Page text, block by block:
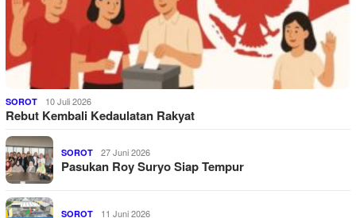
SOROT 10 Juli 2026
Rebut Kembali Kedaulatan Rakyat
SOROT 27 Juni 2026
Pasukan Roy Suryo Siap Tempur
SOROT 11 Juni 2026